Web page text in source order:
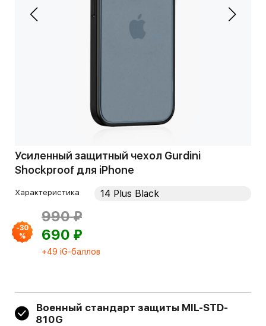
Усиленный защитный чехол Gurdini
Shockproof для iPhone
Характеристика
-30
%
990⃏
690 ⃏
+49 iG-баллов
Военный стандарт защиты MIL-STD-
810G